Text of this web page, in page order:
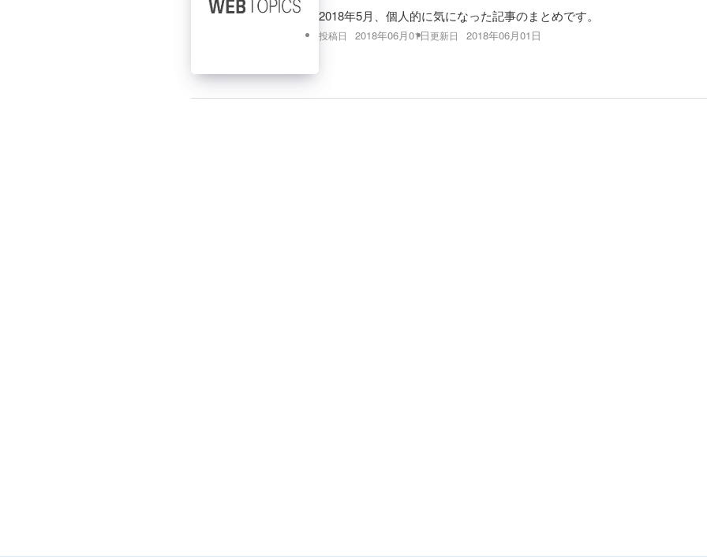
2018年5月、個人的に気になった記事のまとめです。
投稿日 2018年06月01日更新日 2018年06月01日